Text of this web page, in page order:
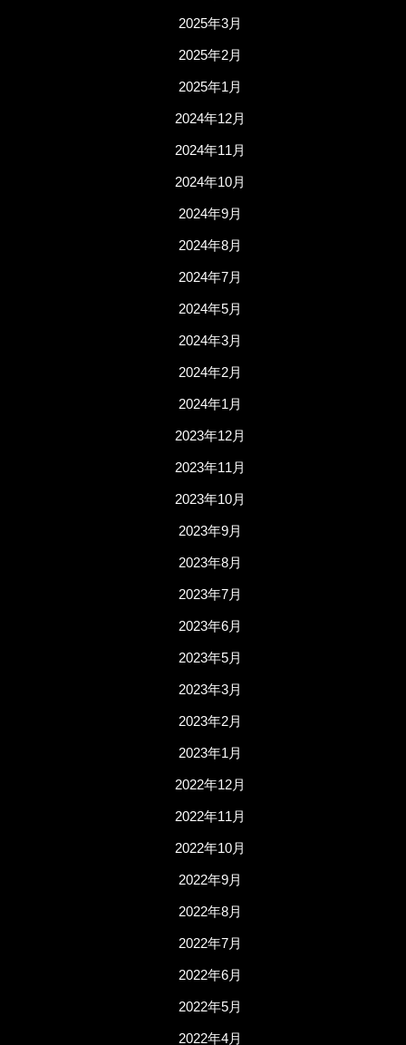
2025年3月
2025年2月
2025年1月
2024年12月
2024年11月
2024年10月
2024年9月
2024年8月
2024年7月
2024年5月
2024年3月
2024年2月
2024年1月
2023年12月
2023年11月
2023年10月
2023年9月
2023年8月
2023年7月
2023年6月
2023年5月
2023年3月
2023年2月
2023年1月
2022年12月
2022年11月
2022年10月
2022年9月
2022年8月
2022年7月
2022年6月
2022年5月
2022年4月